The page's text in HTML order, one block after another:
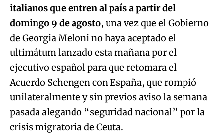
italianos que entren al país a partir del
domingo 9 de agosto, una vez que el Gobierno
de Georgia Meloni no haya aceptado el
ultimátum lanzado esta mañana por el
ejecutivo español para que retomara el
Acuerdo Schengen con España, que rompió
unilateralmente y sin previos aviso la semana
pasada alegando “seguridad nacional” por la
crisis migratoria de Ceuta.
Algo salió mal.
An error occurred, please try again later.